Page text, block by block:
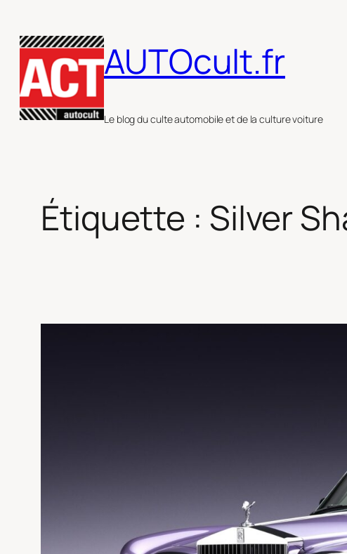
au
contenu
AUTOcult.fr
Le blog du culte automobile et de la culture voiture
Étiquette : Silver